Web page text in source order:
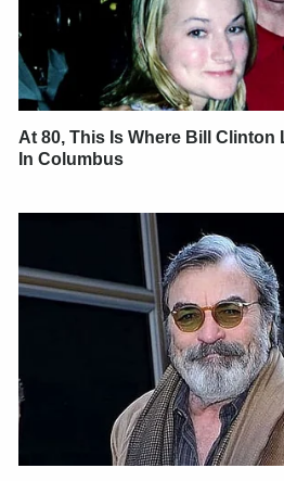
At 80, This Is Where Bill Clinton
In Columbus